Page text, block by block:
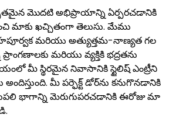
మొదటి అభిప్రాయాన్ని ఏర్పరచడానికి
మాకు ఖచ్చితంగా తెలుసు. మేము
మరియు అత్యుత్తమ-నాణ్యత గల
మరియు వ్యక్తికి భద్రతను
మీ స్థిరమైన నివాసానికి స్టైలిష్ ఎంట్రీని
మీ పర్ఫెక్ట్ డోర్‌ను కనుగొనడానికి
భాగాన్ని మెరుగుపరచడానికి ఈరోజు మా